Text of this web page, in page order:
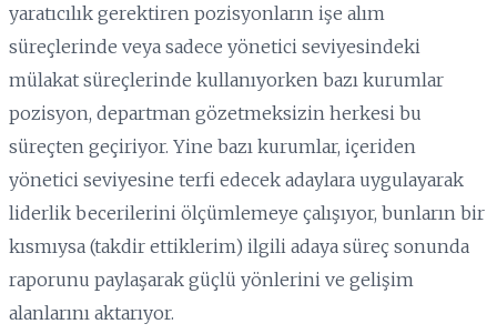
yaratıcılık gerektiren pozisyonların işe alım
süreçlerinde veya sadece yönetici seviyesindeki
mülakat süreçlerinde kullanıyorken bazı kurumlar
pozisyon, departman gözetmeksizin herkesi bu
süreçten geçiriyor. Yine bazı kurumlar, içeriden
yönetici seviyesine terfi edecek adaylara uygulayarak
liderlik becerilerini ölçümlemeye çalışıyor, bunların bir
kısmıysa (takdir ettiklerim) ilgili adaya süreç sonunda
raporunu paylaşarak güçlü yönlerini ve gelişim
alanlarını aktarıyor.